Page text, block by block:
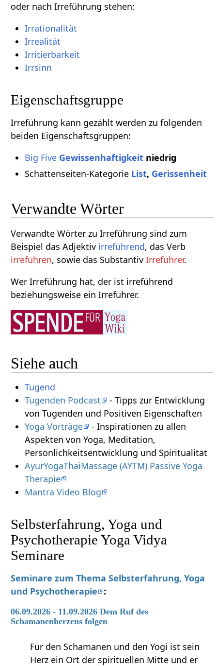
oder nach Irreführung stehen:
Irrationalität
Irrealität
Irritierbarkeit
Irrsinn
Eigenschaftsgruppe
Irreführung kann gezählt werden zu folgenden
beiden Eigenschaftsgruppen:
Big Five Gewissenhaftigkeitniedrig
Schattenseiten-Kategorie List, Gerissenheit
Verwandte Wörter
Verwandte Wörter zu Irreführung sind zum
Beispiel das Adjektiv irreführend, das Verb
irreführen, sowie das SubstantivIrreführer.
Wer Irreführung hat, der ist irreführend
beziehungsweise ein Irreführer.
Siehe auch
Tugend
Tugenden Podcast
- Tipps zur Entwicklung
von Tugenden und Positiven Eigenschaften
Yoga Vorträge
- Inspirationen zu allen
Aspekten von Yoga, Meditation,
Persönlichkeitsentwicklung und Spiritualität
AyurYogaThaiMassage (AYTM) Passive Yoga
Therapie
Mantra Video Blog
Selbsterfahrung, Yoga und
Psychotherapie Yoga Vidya
Seminare
Seminare zum Thema Selbsterfahrung, Yoga
und Psychotherapie
:
06.09.2026 - 11.09.2026 Dem Ruf des
Schamanenherzens folgen
Für den Schamanen und den Yogi ist sein
Herz ein Ort der spirituellen Mitte und er